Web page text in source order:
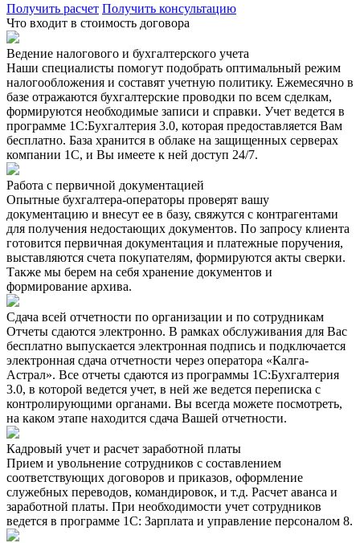
Получить расчет Получить консультацию
Что входит в стоимость договора
Ведение налогового и бухгалтерского учета
Наши специалисты помогут подобрать оптимальный режим
налогообложения и составят учетную политику. Ежемесячно в
базе отражаются бухгалтерские проводки по всем сделкам,
формируются необходимые записи и справки. Учет ведется в
программе 1С:Бухгалтерия 3.0, которая предоставляется Вам
бесплатно. База хранится в облаке на защищенных серверах
компании 1С, и Вы имеете к ней доступ 24/7.
Работа с первичной документацией
Опытные бухгалтера-операторы проверят вашу
документацию и внесут ее в базу, свяжутся с контрагентами
для получения недостающих документов. По запросу клиента
готовится первичная документация и платежные поручения,
выставляются счета покупателям, формируются акты сверки.
Также мы берем на себя хранение документов и
формирование архива.
Сдача всей отчетности по организации и по сотрудникам
Отчеты сдаются электронно. В рамках обслуживания для Вас
бесплатно выпускается электронная подпись и подключается
электронная сдача отчетности через оператора «Калга-
Астрал». Все отчеты сдаются из программы 1С:Бухгалтерия
3.0, в которой ведется учет, в ней же ведется переписка с
контролирующими органами. Вы всегда можете посмотреть,
на каком этапе находится сдача Вашей отчетности.
Кадровый учет и расчет заработной платы
Прием и увольнение сотрудников с составлением
соответствующих договоров и приказов, оформление
служебных переводов, командировок, и т.д. Расчет аванса и
заработной платы. При необходимости учет сотрудников
ведется в программе 1С: Зарплата и управление персоналом 8.